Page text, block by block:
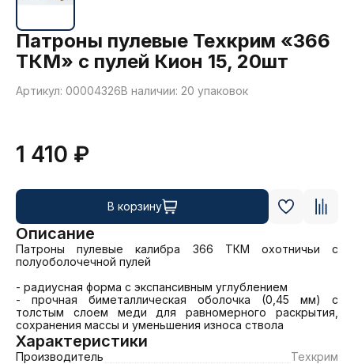
Патроны пулевые Техкрим «366
ТКМ» с пулей Кион 15, 20шт
Артикул: 00004326В наличии: 20 упаковок
1 410 ₽
В корзину
Описание
Патроны пулевые калибра 366 ТКМ охотничьи с
полуоболочечной пулей
- радиусная форма с экспансивным углублением
- прочная биметаллическая оболочка (0,45 мм) с
толстым слоем меди для равномерного раскрытия,
сохранения массы и уменьшения износа ствола
Характеристики
Производитель
Техкрим